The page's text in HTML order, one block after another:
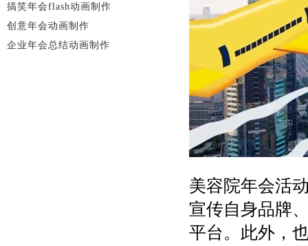
美容院年会活
宣传自身品牌
平台。此外，
搞笑年会flash动画制作
创意年会动画制作
企业年会总结动画制作